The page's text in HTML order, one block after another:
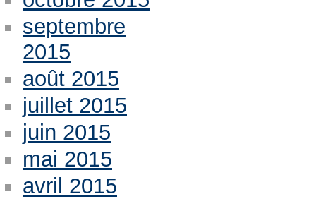
septembre
2015
août 2015
juillet 2015
juin 2015
mai 2015
avril 2015